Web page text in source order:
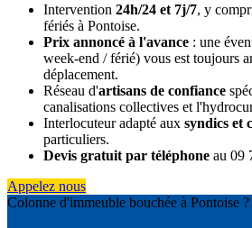
Intervention 24h/24 et 7j/7, y
fériés à Pontoise.
Prix annoncé à l'avance : une
week-end / férié) vous est toujours
déplacement.
Réseau d'artisans de confiance
canalisations collectives et
Interlocuteur adapté aux syndics et
particuliers.
Devis gratuit par téléphone au 09
Appelez nous
Colonne d'immeuble bouchée à Pontoise